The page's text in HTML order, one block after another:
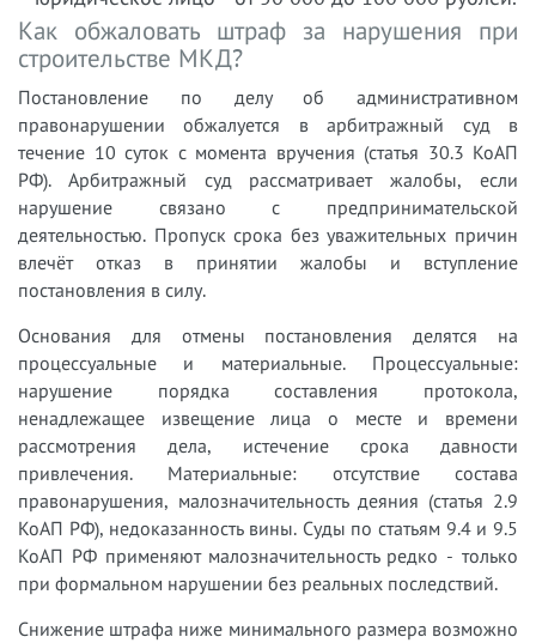
Как обжаловать штраф за нарушения при
строительстве МКД?
Постановление по делу об административном
правонарушении обжалуется в арбитражный суд в
течение 10 суток с момента вручения (статья 30.3 КоАП
РФ). Арбитражный суд рассматривает жалобы, если
нарушение связано с предпринимательской
деятельностью. Пропуск срока без уважительных причин
влечёт отказ в принятии жалобы и вступление
постановления в силу.
Основания для отмены постановления делятся на
процессуальные и материальные. Процессуальные:
нарушение порядка составления протокола,
ненадлежащее извещение лица о месте и времени
рассмотрения дела, истечение срока давности
привлечения. Материальные: отсутствие состава
правонарушения, малозначительность деяния (статья 2.9
КоАП РФ), недоказанность вины. Суды по статьям 9.4 и 9.5
КоАП РФ применяют малозначительность редко - только
при формальном нарушении без реальных последствий.
Снижение штрафа ниже минимального размера возможно